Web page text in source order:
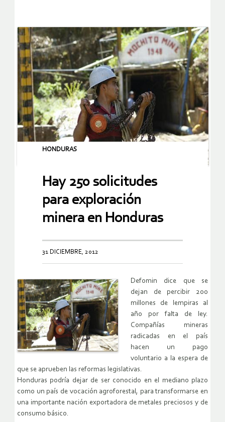
HONDURAS
Hay 250 solicitudes
para exploración
minera en Honduras
31 DICIEMBRE, 2012
Defomin dice que se
dejan de percibir 200
millones de lempiras al
año por falta de ley.
Compañías mineras
radicadas en el país
hacen un pago
voluntario a la espera de
que se aprueben las reformas legislativas.
Honduras podría dejar de ser conocido en el mediano plazo
como un país de vocación agroforestal, para transformarse en
una importante nación exportadora de metales preciosos y de
consumo básico.